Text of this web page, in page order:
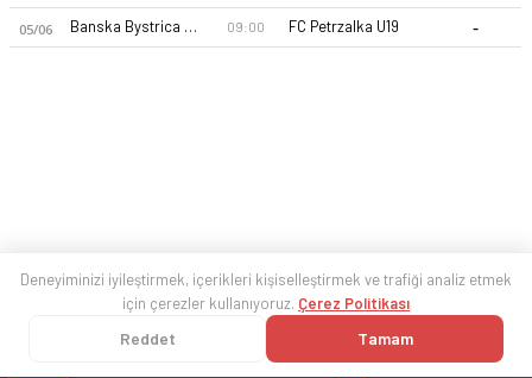
05/06 Banska Bystrica U19 09:00 FC Petrzalka U19 -
Deneyiminizi iyileştirmek, içerikleri kişiselleştirmek ve trafiği analiz etmek
için çerezler kullanıyoruz. Çerez Politikası
Reddet Tamam